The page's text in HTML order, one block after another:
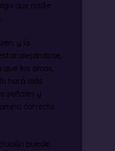
que nadie
y lo
alejándose,
que los amas,
hará más
señales y
correcto
puede